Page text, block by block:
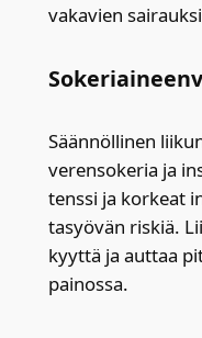
vaka­vien
Sään­nöl­li­nen
veren­so­ke­ria ja
tens­si ja kor­keat
ta­syö­vän ris­kiä.
kyyt­tä ja aut­taa
pai­nos­sa.